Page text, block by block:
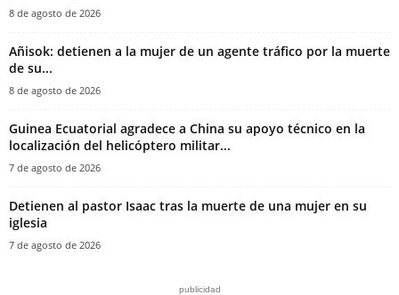
8 de agosto de 2026
Añisok: detienen a la mujer de un agente tráfico por la muerte
de su...
8 de agosto de 2026
Guinea Ecuatorial agradece a China su apoyo técnico en la
localización del helicóptero militar...
7 de agosto de 2026
‎Detienen al pastor Isaac tras la muerte de una mujer en su
iglesia‎
7 de agosto de 2026
publicidad